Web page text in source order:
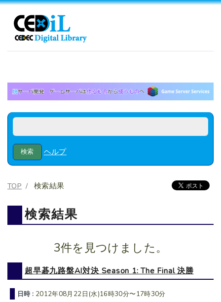
ヘルプ
TOP 検索結果
検索結果
3件を見つけました。
超早碁九路盤AI対決 Season 1: The Final 決勝
日時 : 2012年08月22日(水)16時30分〜17時30分